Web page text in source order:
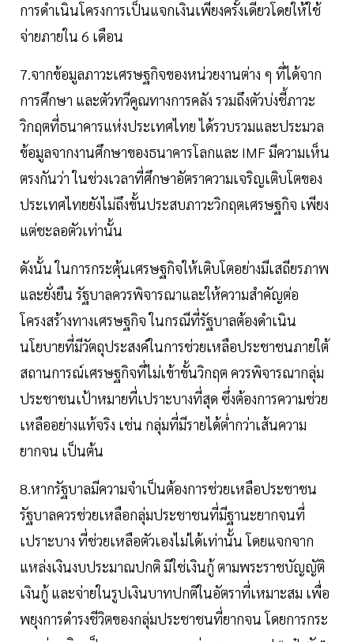
การดำเนินโครงการเป็นแจกเงินเพียงครั้งเดียวโดยให้ใช้
จ่ายภายใน 6 เดือน
7.จากข้อมูลภาวะเศรษฐกิจของหน่วยงานต่าง ๆ ที่ได้จาก
การศึกษา และตัวทวีคูณทางการคลัง รวมถึงตัวบ่งชี้ภาวะ
วิกฤตที่ธนาคารแห่งประเทศไทย ได้รวบรวมและประมวล
ข้อมูลจากงานศึกษาของธนาคารโลกและ IMF มีความเห็น
ตรงกันว่า ในช่วงเวลาที่ศึกษาอัตราความเจริญเติบโตของ
ประเทศไทยยังไม่ถึงขั้นประสบภาวะวิกฤตเศรษฐกิจ เพียง
แต่ชะลอตัวเท่านั้น
ดังนั้น ในการกระตุ้นเศรษฐกิจให้เติบโตอย่างมีเสถียรภาพ
และยั่งยืน รัฐบาลควรพิจารณาและให้ความสำคัญต่อ
โครงสร้างทางเศรษฐกิจ ในกรณีที่รัฐบาลต้องดำเนิน
นโยบายที่มีวัตถุประสงค์ในการช่วยเหลือประชาชนภายใต้
สถานการณ์เศรษฐกิจที่ไม่เข้าขั้นวิกฤต ควรพิจารณากลุ่ม
ประชาชนเป้าหมายที่เปราะบางที่สุด ซึ่งต้องการความช่วย
เหลืออย่างแท้จริง เช่น กลุ่มที่มีรายได้ต่ำกว่าเส้นความ
ยากจน เป็นต้น
8.หากรัฐบาลมีความจำเป็นต้องการช่วยเหลือประชาชน
รัฐบาลควรช่วยเหลือกลุ่มประชาชนที่มีฐานะยากจนที่
เปราะบาง ที่ช่วยเหลือตัวเองไม่ได้เท่านั้น โดยแจกจาก
แหล่งเงินงบประมาณปกติ มิใช่เงินกู้ ตามพระราชบัญญัติ
เงินกู้ และจ่ายในรูปเงินบาทปกติในอัตราที่เหมาะสม เพื่อ
พยุงการดำรงชีวิตของกลุ่มประชาชนที่ยากจน โดยการกระ